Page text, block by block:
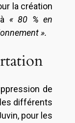
la création
« 80 % en
».
de
les différents
pour les